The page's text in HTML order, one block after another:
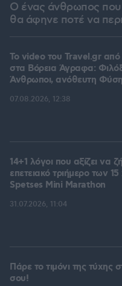
Ο ένας άνθρωπος που
θα άφηνε ποτέ να
To video του Travel.gr από
στα Βόρεια Άγραφα:
Άνθρωποι, ανόθευτη Φύση
07.08.2026, 12:38
14+1 λόγοι που αξίζει να
επετειακό τριήμερο των
Spetses Mini Marathon
31.07.2026, 11:04
Πάρε το τιμόνι της τύχης
σου!